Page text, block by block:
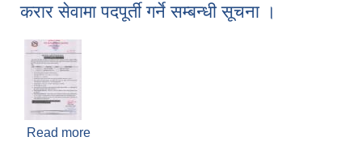
करार सेवामा पदपूर्ती गर्ने सम्बन्धी सूचना ।
Read more